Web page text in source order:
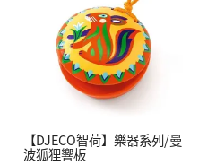
【DJECO智荷】樂器系列/曼
波狐狸響板